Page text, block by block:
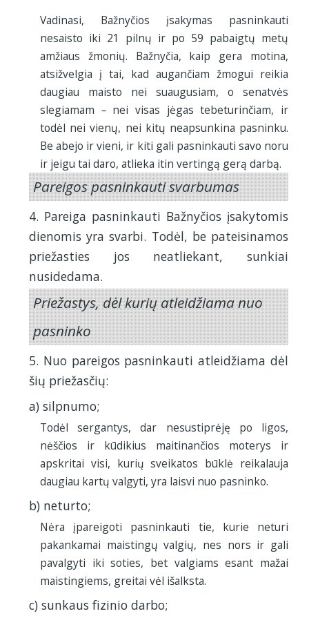
Vadinasi, Bažnyčios įsakymas pasninkauti
nesaisto iki 21 pilnų ir po 59 pabaigtų metų
amžiaus žmonių. Bažnyčia, kaip gera motina,
atsižvelgia į tai, kad augančiam žmogui reikia
daugiau maisto nei suaugusiam, o senatvės
slegiamam –nei visas jėgas tebeturinčiam, ir
todėl nei vienų, nei kitų neapsunkina pasninku.
Be abejo ir vieni, ir kiti gali pasninkauti savo noru
ir jeigu tai daro, atlieka itin vertingą gerą darbą.
Pareigos pasninkauti svarbumas
4. Pareiga pasninkauti Bažnyčios įsakytomis
dienomis yra svarbi. Todėl, be pateisinamos
priežasties jos neatliekant, sunkiai
nusidedama.
Priežastys, dėl kurių atleidžiama nuo
pasninko
5. Nuo pareigos pasninkauti atleidžiama dėl
šių priežasčių:
a) silpnumo;
Todėl sergantys, dar nesustiprėję po ligos,
nėščios ir kūdikius maitinančios moterys ir
apskritai visi, kurių sveikatos būklė reikalauja
daugiau kartų valgyti, yra laisvi nuo pasninko.
b) neturto;
Nėra įpareigoti pasninkauti tie, kurie neturi
pakankamai maistingų valgių, nes nors ir gali
pavalgyti iki soties, bet valgiams esant mažai
maistingiems, greitai vėl išalksta.
c) sunkaus fizinio darbo;